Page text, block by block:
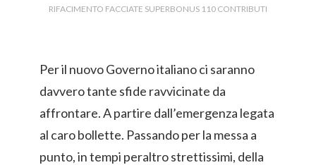
RIFACIMENTO FACCIATE SUPERBONUS 110 CONTRIBUTI
Per il nuovo Governo italiano ci saranno
davvero tante sfide ravvicinate da
affrontare. A partire dall’emergenza legata
al caro bollette. Passando per la messa a
punto, in tempi peraltro strettissimi, della